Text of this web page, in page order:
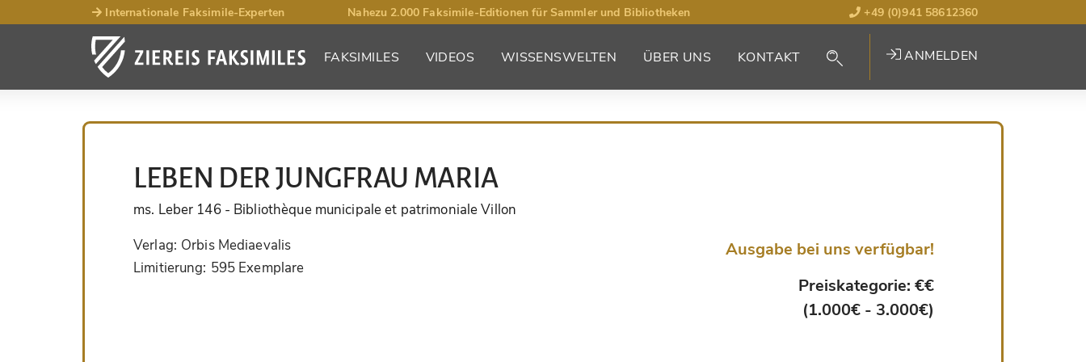
Internationale Faksimile-Experten Nahezu 2.000 Faksimile-Editionen für Sammler und Bibliotheken +49 (0)941 58612360
FAKSIMILES VIDEOS WISSENSWELTEN ÜBER UNS KONTAKT ANMELDEN
LEBEN DER JUNGFRAU MARIA
ms. Leber 146 - Bibliothèque municipale et patrimoniale Villon
Verlag: Orbis Mediaevalis
Limitierung: 595 Exemplare
Ausgabe bei uns verfügbar!
Preiskategorie: €€
(1.000€ - 3.000€)